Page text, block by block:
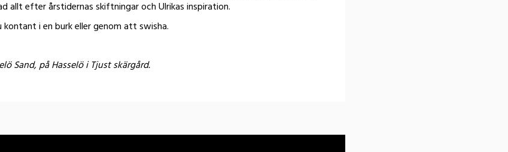
allt efter årstidernas skiftningar och Ulrikas inspiration.
kontant i en burk eller genom att swisha.
Sand, på Hasselö i Tjust skärgård.